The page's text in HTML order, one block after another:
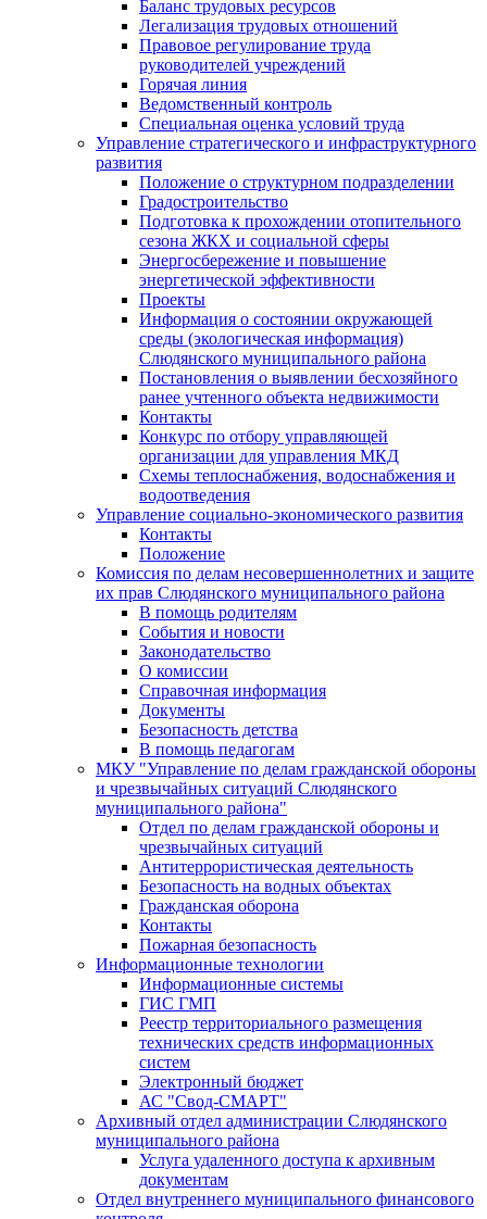
Баланс трудовых ресурсов
Легализация трудовых отношений
Правовое регулирование труда
руководителей учреждений
Горячая линия
Ведомственный контроль
Специальная оценка условий труда
Управление стратегического и инфраструктурного
развития
Положение о структурном подразделении
Градостроительство
Подготовка к прохождении отопительного
сезона ЖКХ и социальной сферы
Энергосбережение и повышение
энергетической эффективности
Проекты
Информация о состоянии окружающей
среды (экологическая информация)
Слюдянского муниципального района
Постановления о выявлении бесхозяйного
ранее учтенного объекта недвижимости
Контакты
Конкурс по отбору управляющей
организации для управления МКД
Схемы теплоснабжения, водоснабжения и
водоотведения
Управление социально-экономического развития
Контакты
Положение
Комиссия по делам несовершеннолетних и защите
их прав Слюдянского муниципального района
В помощь родителям
События и новости
Законодательство
О комиссии
Справочная информация
Документы
Безопасность детства
В помощь педагогам
МКУ "Управление по делам гражданской обороны
и чрезвычайных ситуаций Слюдянского
муниципального района"
Отдел по делам гражданской обороны и
чрезвычайных ситуаций
Антитеррористическая деятельность
Безопасность на водных объектах
Гражданская оборона
Контакты
Пожарная безопасность
Информационные технологии
Информационные системы
ГИС ГМП
Реестр территориального размещения
технических средств информационных
систем
Электронный бюджет
АС "Свод-СМАРТ"
Архивный отдел администрации Слюдянского
муниципального района
Услуга удаленного доступа к архивным
документам
Отдел внутреннего муниципального финансового